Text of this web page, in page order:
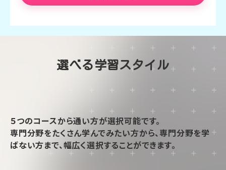
選べる学習スタイル
５つのコースから通い方が選択可能です。
専門分野をたくさん学んでみたい方から、専門分野を学
ばない方まで、幅広く選択することができます。